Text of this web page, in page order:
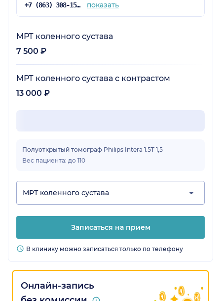
+7 (863) 308-15-37 показать
МРТ коленного сустава
7 500 ₽
МРТ коленного сустава с контрастом
13 000 ₽
Полуоткрытый томограф Philips Intera 1.5T 1,5
Вес пациента: до 110
МРТ коленного сустава
Записаться на прием
В клинику можно записаться только по телефону
Онлайн-запись